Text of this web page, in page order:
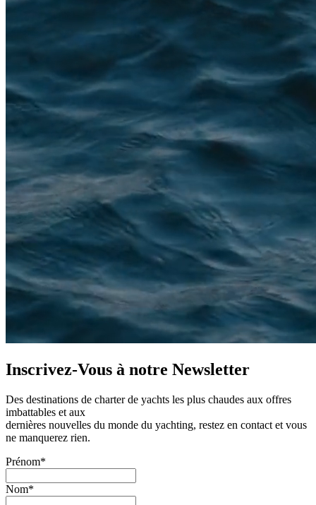
Inscrivez-Vous à notre Newsletter
Des destinations de charter de yachts les plus chaudes aux offres
imbattables et aux
dernières nouvelles du monde du yachting, restez en contact et vous
ne manquerez rien.
Prénom*
Nom*